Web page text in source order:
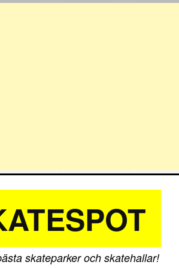
skateparker och skatehallar!